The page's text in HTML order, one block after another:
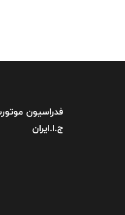
فدراسیون
ج.ا.ایران